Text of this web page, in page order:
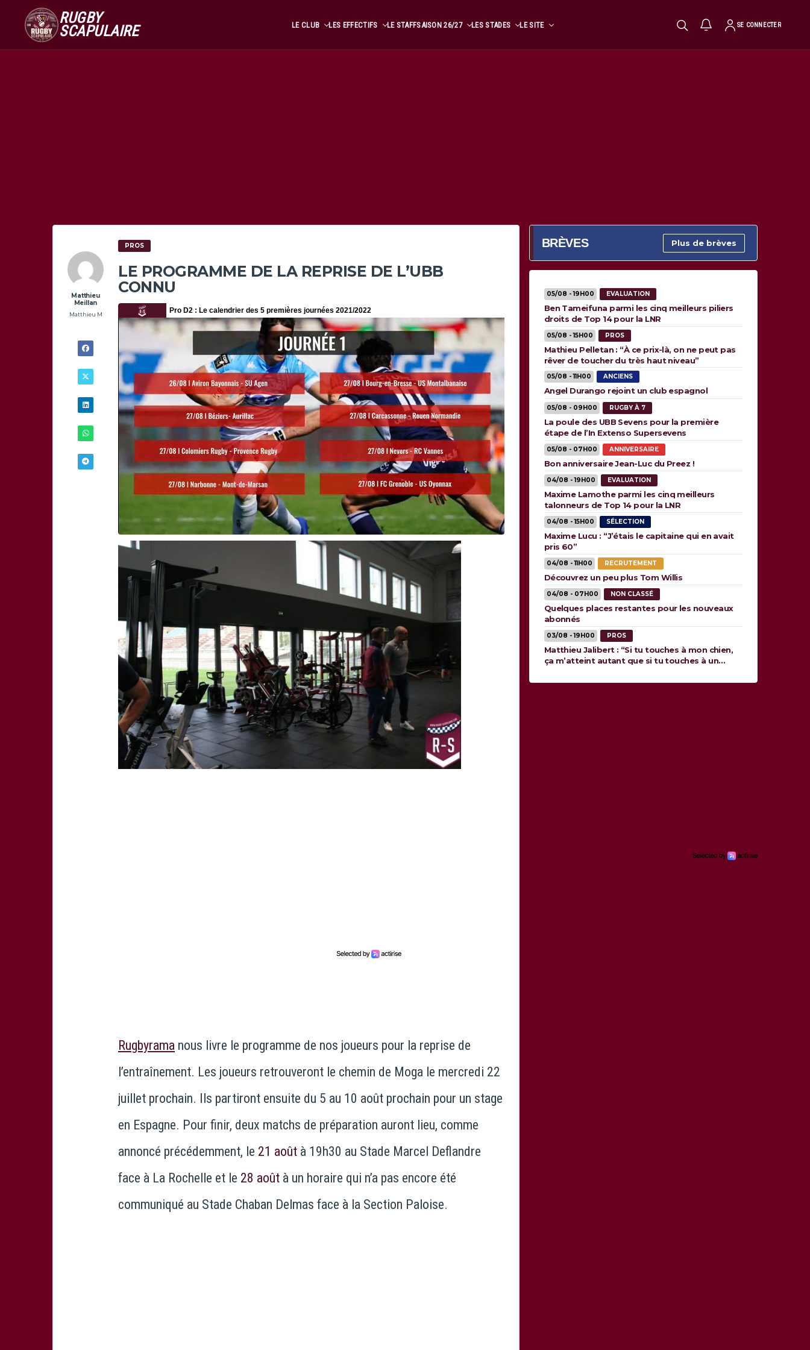
RUGBY
SCAPULAIRE LE CLUB LES EFFECTIFS LE STAFFSAISON 26/27 LES STADES LE SITE SE CONNECTER
Matthieu
Meillan
Matthieu M
PROS
LE PROGRAMME DE LA REPRISE DE L’UBB
CONNU
Rugbyrama nous livre le programme de nos joueurs pour la reprise de
l’entraînement. Les joueurs retrouveront le chemin de Moga le mercredi 22
juillet prochain. Ils partiront ensuite du 5 au 10 août prochain pour un stage
en Espagne. Pour finir, deux matchs de préparation auront lieu, comme
annoncé précédemment, le 21 août à 19h30 au Stade Marcel Deflandre
face à La Rochelle et le 28 août à un horaire qui n’a pas encore été
communiqué au Stade Chaban Delmas face à la Section Paloise.
BRÈVES Plus de brèves
05/08 - 19H00 EVALUATION
Ben Tameifuna parmi les cinq meilleurs piliers
droits de Top 14 pour la LNR
05/08 - 15H00 PROS
Mathieu Pelletan : “À ce prix-là, on ne peut pas
rêver de toucher du très haut niveau”
05/08 - 11H00 ANCIENS
Angel Durango rejoint un club espagnol
05/08 - 09H00 RUGBY À 7
La poule des UBB Sevens pour la première
étape de l’In Extenso Supersevens
05/08 - 07H00 ANNIVERSAIRE
Bon anniversaire Jean-Luc du Preez !
04/08 - 19H00 EVALUATION
Maxime Lamothe parmi les cinq meilleurs
talonneurs de Top 14 pour la LNR
04/08 - 15H00 SÉLECTION
Maxime Lucu : “J’étais le capitaine qui en avait
pris 60”
04/08 - 11H00 RECRUTEMENT
Découvrez un peu plus Tom Willis
04/08 - 07H00 NON CLASSÉ
Quelques places restantes pour les nouveaux
abonnés
03/08 - 19H00 PROS
Matthieu Jalibert : “Si tu touches à mon chien,
ça m’atteint autant que si tu touches à un